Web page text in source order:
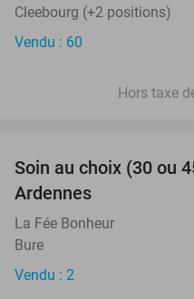
Cleebourg (+2 positions)
Vendu : 60
Hors taxe
Soin au choix (30 ou
Ardennes
La Fée Bonheur
Bure
Vendu : 2